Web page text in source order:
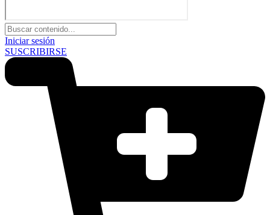
Iniciar sesión
SUSCRIBIRSE